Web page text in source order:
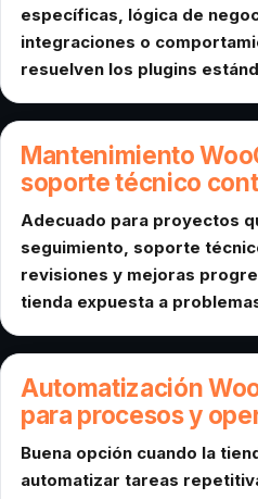
específicas, lógica de
integraciones o
resuelven los plugins
Mantenimiento
soporte técnico
Adecuado para proyectos
seguimiento, soporte
revisiones y mejoras
tienda expuesta a
Automatización
para procesos y
Buena opción cuando la
automatizar tareas